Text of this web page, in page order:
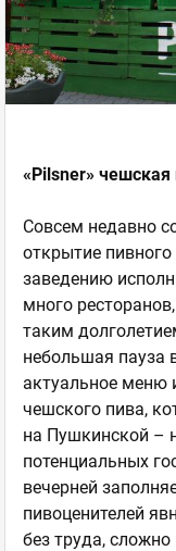
«Pilsner» чешская
Совсем недавно
открытие пивного
заведению
много
таким
небольшая пауза
актуальное меню
чешского пива,
на Пушкинской –
потенциальных
вечерней
пивоценителей
без труда,